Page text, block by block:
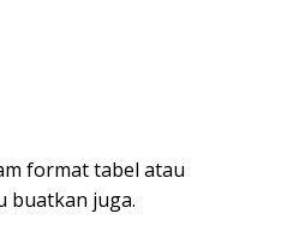
format tabel atau
buatkan juga.